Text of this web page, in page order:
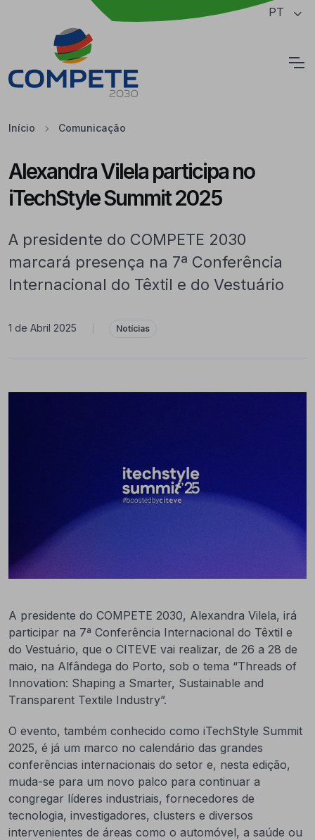
Saltar para o conteúdo principal da página PT
Início Comunicação
Alexandra Vilela participa no
iTechStyle Summit 2025
A presidente do COMPETE 2030
marcará presença na 7ª Conferência
Internacional do Têxtil e do Vestuário
1 de Abril 2025 Notícias
A presidente do COMPETE 2030, Alexandra Vilela, irá
participar na 7ª Conferência Internacional do Têxtil e
do Vestuário, que o CITEVE vai realizar, de 26 a 28 de
maio, na Alfândega do Porto, sob o tema “Threads of
Innovation: Shaping a Smarter, Sustainable and
Transparent Textile Industry”.
O evento, também conhecido como iTechStyle Summit
2025, é já um marco no calendário das grandes
conferências internacionais do setor e, nesta edição,
muda-se para um novo palco para continuar a
congregar líderes industriais, fornecedores de
tecnologia, investigadores, clusters e diversos
intervenientes de áreas como o automóvel, a saúde ou